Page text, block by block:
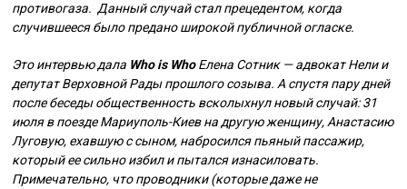
противогаза. Данный случай стал прецедентом, когда
случившееся было предано широкой публичной огласке.
Это интервью дала Who is WhoЕлена Сотник — адвокат Нели и
депутат Верховной Рады прошлого созыва. А спустя пару дней
после беседы общественность всколыхнул новый случай: 31
июля в поезде Мариуполь-Киев на другую женщину, Анастасию
Луговую, ехавшую с сыном, набросился пьяный пассажир,
который ее сильно избил и пытался изнасиловать.
Примечательно, что проводники (которые даже не